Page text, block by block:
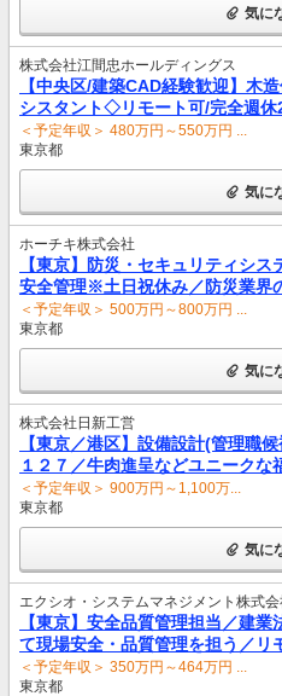
気に
株式会社江間忠ホールディングス
【中央区/建築CAD経験歓迎】木
シスタント◇リモート可/完全週休
＜予定年収＞ 480万円～550万円 ...
東京都
気に
ホーチキ株式会社
【東京】防災・セキュリティシス
安全管理※土日祝休み／防災業界
＜予定年収＞ 500万円～800万円 ...
東京都
気に
株式会社日新工営
【東京／港区】設備設計(管理職
１２７／牛肉進呈などユニークな
＜予定年収＞ 900万円～1,100万...
東京都
気に
エクシオ・システムマネジメント株式会
【東京】安全品質管理担当／建業
て現場安全・品質管理を担う／リ
＜予定年収＞ 350万円～464万円 ...
東京都